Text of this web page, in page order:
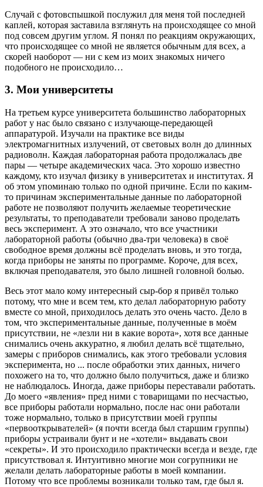
Случай с фотовспышкой послужил для меня той последней
каплей, которая заставила взглянуть на происходящее со мной
под совсем другим углом. Я понял по реакциям окружающих,
что происходящее со мной не является обычным для всех, а
скорей наоборот — ни с кем из моих знакомых ничего
подобного не происходило…
3. Мои университеты
На третьем курсе университета большинство лабораторных
работ у нас было связано с излучающе-передающей
аппаратурой. Изучали на практике все виды
электромагнитных излучений, от световых волн до длинных
радиоволн. Каждая лабораторная работа продолжалась две
пары — четыре академических часа. Это хорошо известно
каждому, кто изучал физику в университетах и институтах. Я
об этом упоминаю только по одной причине. Если по каким-
то причинам экспериментальные данные по лабораторной
работе не позволяют получить желаемые теоретические
результаты, то преподаватели требовали заново проделать
весь эксперимент. А это означало, что все участники
лабораторной работы (обычно два-три человека) в своё
свободное время должны всё проделать вновь, и это тогда,
когда приборы не заняты по программе. Короче, для всех,
включая преподавателя, это было лишней головной болью.
Весь этот мало кому интересный сыр-бор я привёл только
потому, что мне и всем тем, кто делал лабораторную работу
вместе со мной, приходилось делать это очень часто. Дело в
том, что экспериментальные данные, полученные в моём
присутствии, не «лезли ни в какие ворота», хотя все данные
снимались очень аккуратно, я любил делать всё тщательно,
замеры с приборов снимались, как этого требовали условия
эксперимента, но ... после обработки этих данных, ничего
похожего на то, что должно было получиться, даже и близко
не наблюдалось. Иногда, даже приборы переставали работать.
До моего «явления» пред ними с товарищами по несчастью,
все приборы работали нормально, после нас они работали
тоже нормально, только в присутствии моей группы
«первооткрывателей» (я почти всегда был старшим группы)
приборы устраивали бунт и не «хотели» выдавать свои
«секреты». И это происходило практически всегда и везде, где
присутствовал я. Интуитивно многие мои согрупники не
желали делать лабораторные работы в моей компании.
Потому что все проблемы возникали только там, где был я.